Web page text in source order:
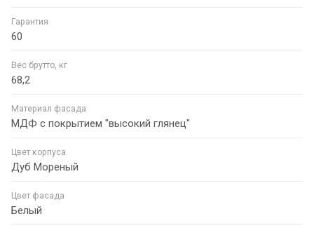
Гарантия
60
Вес брутто, кг
68,2
Материал фасада
МДФ с покрытием "высокий глянец"
Цвет корпуса
Дуб Мореный
Цвет фасада
Белый